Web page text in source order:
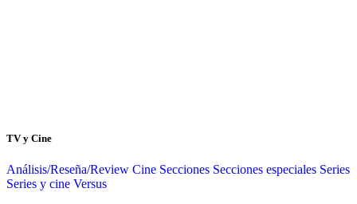
TV y Cine
Análisis/Reseña/Review Cine Secciones Secciones especiales Series
Series y cine Versus